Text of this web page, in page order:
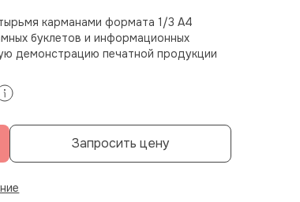
карманами формата 1/3 A4
буклетов и информационных
демонстрацию печатной продукции
Запросить цену